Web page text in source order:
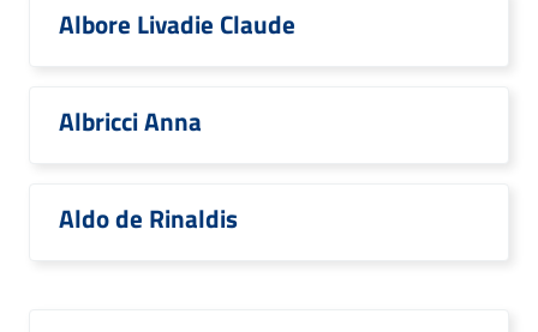
Albore Livadie Claude
Albricci Anna
Aldo de Rinaldis